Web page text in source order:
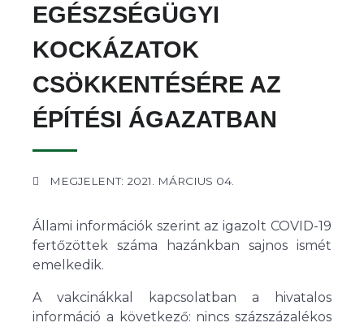
EGÉSZSÉGÜGYI
KOCKÁZATOK
CSÖKKENTÉSÉRE AZ
ÉPÍTÉSI ÁGAZATBAN
MEGJELENT: 2021. MÁRCIUS 04.
Állami információk szerint az igazolt COVID-19
fertőzöttek száma hazánkban sajnos ismét
emelkedik.
A vakcinákkal kapcsolatban a hivatalos
információ a következő: nincs százszázalékos